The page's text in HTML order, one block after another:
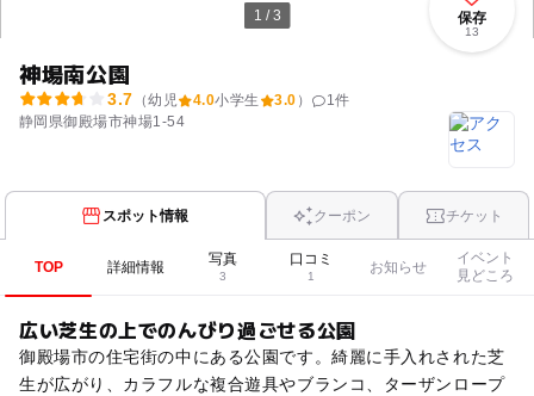
1 / 3
神場南公園
3.7 （幼児 4.0小学生 3.0 ） 1件
静岡県御殿場市神場1-54
保存
13
スポット情報 クーポン チケット
TOP 詳細情報 写真
3
口コミ
1
お知らせ
イベント
見どころ
広い芝生の上でのんびり過ごせる公園
御殿場市の住宅街の中にある公園です。綺麗に手入れされた芝
生が広がり、カラフルな複合遊具やブランコ、ターザンロープ